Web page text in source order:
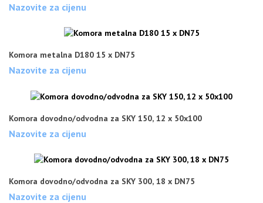
Nazovite za cijenu
Komora metalna D180 15 x DN75
Nazovite za cijenu
Komora dovodno/odvodna za SKY 150, 12 x 50x100
Nazovite za cijenu
Komora dovodno/odvodna za SKY 300, 18 x DN75
Nazovite za cijenu